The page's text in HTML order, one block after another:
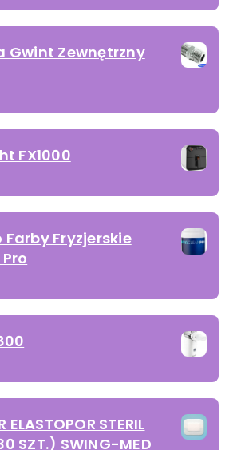
Gwint Zewnętrzny
FX1000
Farby Fryzjerskie
ELASTOPOR STERIL
SZT.) SWING-MED